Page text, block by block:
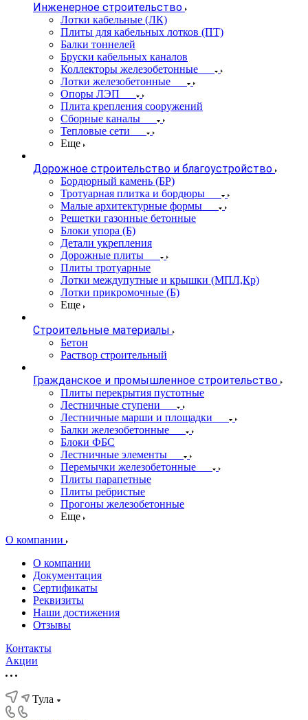
Инженерное строительство
Лотки кабельные (ЛК)
Плиты для кабельных лотков (ПТ)
Балки тоннелей
Бруски кабельных каналов
Коллекторы железобетонные
Лотки железобетонные
Опоры ЛЭП
Плита крепления сооружений
Сборные каналы
Тепловые сети
Еще
Дорожное строительство и благоустройство
Бордюрный камень (БР)
Тротуарная плитка и бордюры
Малые архитектурные формы
Решетки газонные бетонные
Блоки упора (Б)
Детали укрепления
Дорожные плиты
Плиты тротуарные
Лотки междупутные и крышки (МПЛ,Кр)
Лотки прикромочные (Б)
Еще
Строительные материалы
Бетон
Раствор строительный
Гражданское и промышленное строительство
Плиты перекрытия пустотные
Лестничные ступени
Лестничные марши и площадки
Балки железобетонные
Блоки ФБС
Лестничные элементы
Перемычки железобетонные
Плиты парапетные
Плиты ребристые
Прогоны железобетонные
Еще
О компании
О компании
Документация
Сертификаты
Реквизиты
Наши достижения
Отзывы
Контакты
Акции
Тула